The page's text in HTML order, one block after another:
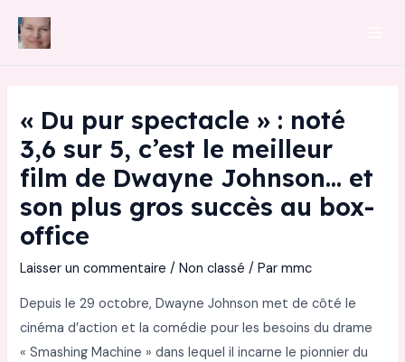
« Du pur spectacle » : noté
3,6 sur 5, c’est le meilleur
film de Dwayne Johnson… et
son plus gros succès au box-
office
Laisser un commentaire /Non classé / Parmmc
Depuis le 29 octobre, Dwayne Johnson met de côté le
cinéma d’action et la comédie pour les besoins du drame
« Smashing Machine » dans lequel il incarne le pionnier du